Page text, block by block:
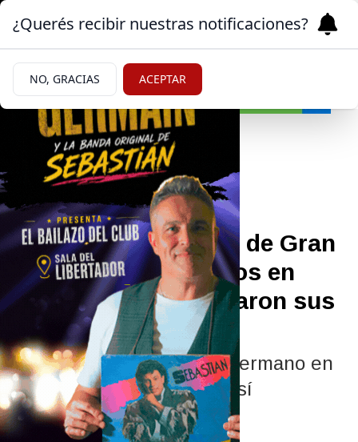
Farándula
ELIMINACIÓN | 18/05/2026
La salida de Danelik de Gran
Hermano dejó a todos en
shock: así reaccionaron sus
compañeros
Danelik abandonó Gran Hermano en
medio de un escándalo: así
reaccionaron a su salida
¿Querés recibir nuestras notificaciones?
NO, GRACIAS ACEPTAR